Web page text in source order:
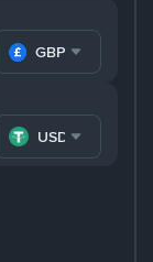
GBP
USDT